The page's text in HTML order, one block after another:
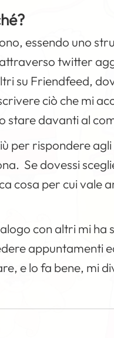
essendo uno
twitter
su Friendfeed,
ciò che mi
stare davanti al
per rispondere
Se dovessi
cosa per cui vale
con altri mi ha
appuntamenti
e lo fa bene, mi